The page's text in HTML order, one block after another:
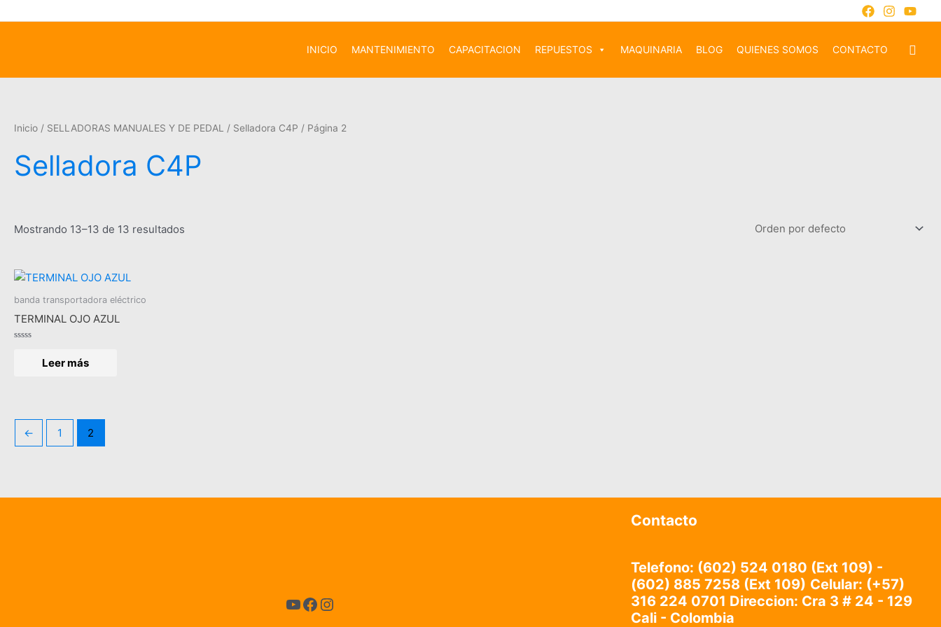
INICIO MANTENIMIENTO CAPACITACION REPUESTOS MAQUINARIA BLOG QUIENES SOMOS CONTACTO
Inicio / SELLADORAS MANUALES Y DE PEDAL / Selladora C4P / Página 2
Selladora C4P
Mostrando 13–13 de 13 resultados
banda transportadora eléctrico
TERMINAL OJO AZUL
Leer más
← 1 2
Contacto
Telefono: (602) 524 0180 (Ext 109) -
(602) 885 7258 (Ext 109) Celular: (+57)
316 224 0701 Direccion: Cra 3 # 24 - 129
Cali - Colombia